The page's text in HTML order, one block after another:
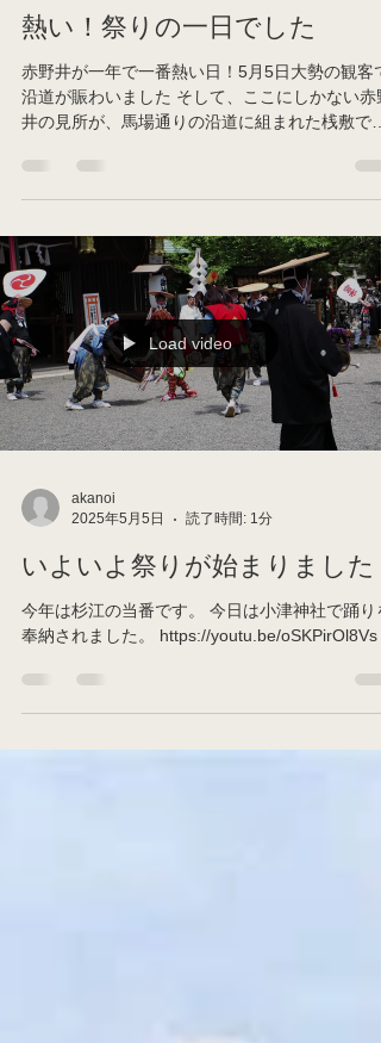
akanoi
2025年5月6日
読了時間: 1分
熱い！祭りの一日でした
赤野井が一年で一番熱い日！5月5日大勢の観客で
この地に代々伝承されてきた祭りのためのしつら
伝える価値...
Load video
akanoi
2025年5月5日
読了時間: 1分
いよいよ祭りが始まりました